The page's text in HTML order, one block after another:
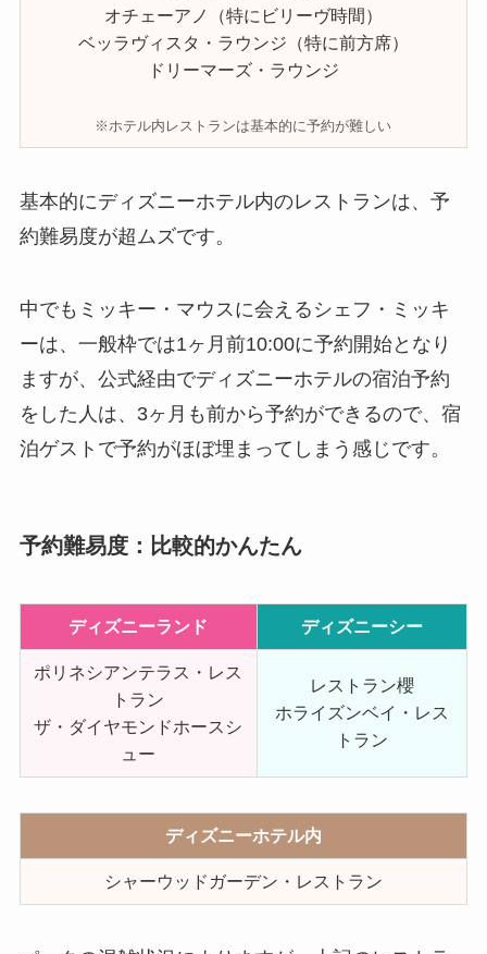
オチェーアノ（特にビリーヴ時間）
ベッラヴィスタ・ラウンジ（特に前方席）
ドリーマーズ・ラウンジ
※ホテル内レストランは基本的に予約が難しい
基本的にディズニーホテル内のレストランは、予
約難易度が超ムズです。
中でもミッキー・マウスに会えるシェフ・ミッキ
ーは、一般枠では1ヶ月前10:00に予約開始となり
ますが、公式経由でディズニーホテルの宿泊予約
をした人は、3ヶ月も前から予約ができるので、宿
泊ゲストで予約がほぼ埋まってしまう感じです。
予約難易度：比較的かんたん
ディズニーランド ディズニーシー
ポリネシアンテラス・レス
トラン
ザ・ダイヤモンドホースシ
ュー
レストラン櫻
ホライズンベイ・レス
トラン
ディズニーホテル内
シャーウッドガーデン・レストラン